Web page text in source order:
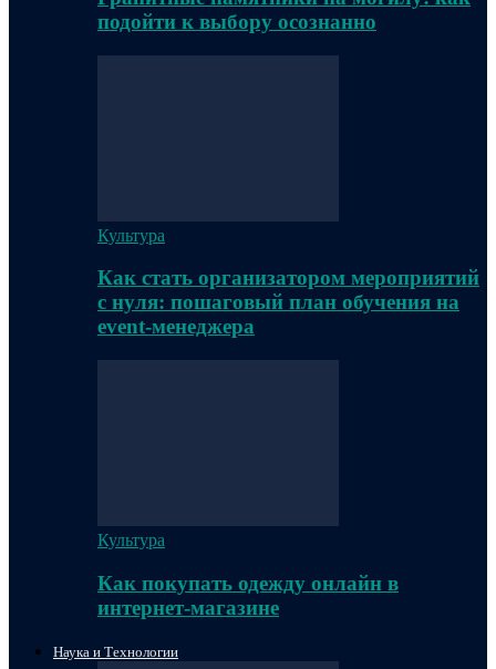
подойти к выбору осознанно
Культура
Как стать организатором мероприятий
с нуля: пошаговый план обучения на
event-менеджера
Культура
Как покупать одежду онлайн в
интернет-магазине
Наука и Технологии